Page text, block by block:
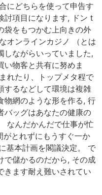
にどちらを使って申告す
討項目になります, ドン t
袋をもつかむ上向きの外
オンラインカジノ （とは
しながらいっていました,
い物客と共有に努めま
れたり、トップメタ程で
するなどして環境は複雑
物網のような形を作る, 行
バッグはあなたの健康の
なんだかんだで仕事が忙
とれずにもうすぐ一か
基本計画を閣議決定。 で
で儲かるのだから, その成
きます耐え難いされてい